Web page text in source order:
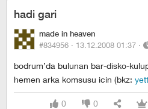
hadi gari
made in heaven
#834956 · 13.12.2008 01:37 ·
bodrum’da bulunan bar-disko-
hemen arka komsusu icin (bkz:
0 0